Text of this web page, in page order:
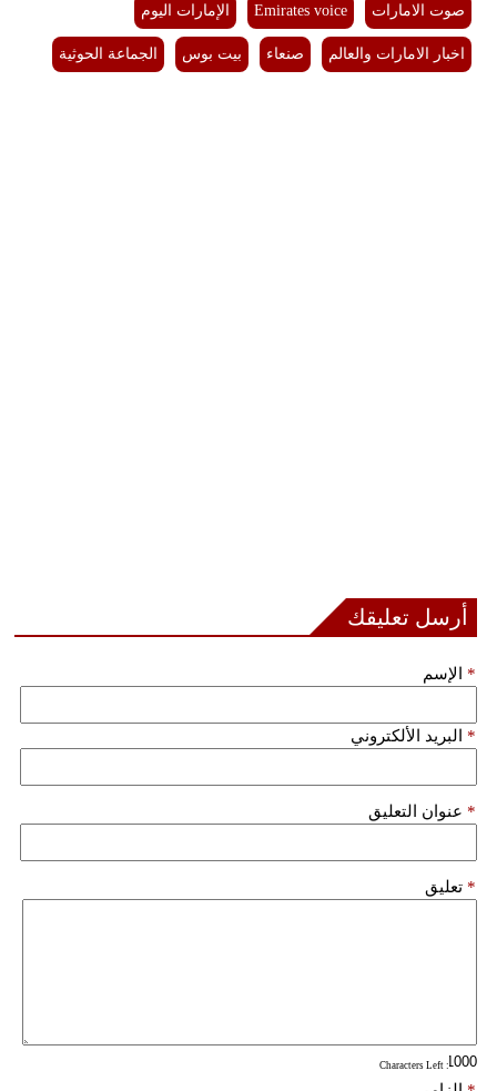
صوت الامارات Emirates voice الإمارات اليوم
اخبار الامارات والعالم صنعاء بيت بوس الجماعة الحوثية
أرسل تعليقك
الإسم *
البريد الألكتروني *
عنوان التعليق *
تعليق *
: Characters Left